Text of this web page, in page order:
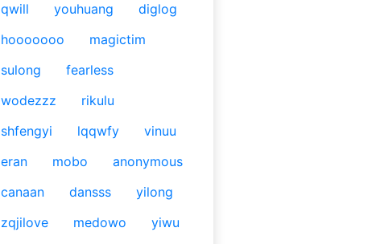
qwill
youhuang
diglog
hooooooo
magictim
sulong
fearless
wodezzz
rikulu
shfengyi
lqqwfy
vinuu
eran
mobo
anonymous
canaan
dansss
yilong
zqjilove
medowo
yiwu